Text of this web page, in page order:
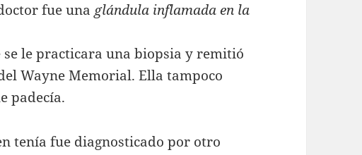
fue una glándula inflamada en la
se le practicara una biopsia y remitió
Wayne Memorial. Ella tampoco
padecía.
tenía fue diagnosticado por otro